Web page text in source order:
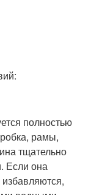
полностью
рамы,
тщательно
Если она